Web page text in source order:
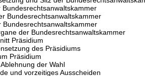
der Bundesrechtsanwaltskammer
Präsidium
des Präsidiums
Präsidium
der Wahl
vorzeitiges Ausscheiden